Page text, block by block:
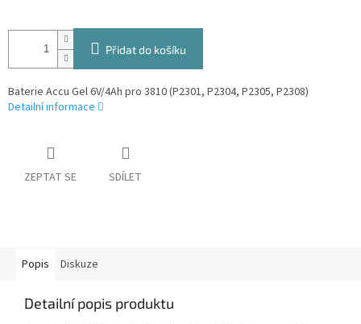
Přidat do košíku
Baterie Accu Gel 6V/4Ah pro 3810 (P2301, P2304, P2305, P2308)
Detailní informace
ZEPTAT SE SDÍLET
Popis Diskuze
Detailní popis produktu